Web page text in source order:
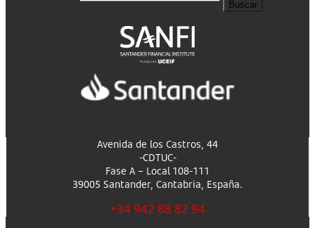
Buscar
Avenida de los Castros, 44
-CDTUC-
Fase A – Local 108-111
39005 Santander, Cantabria, España.
+34 942 88 82 94